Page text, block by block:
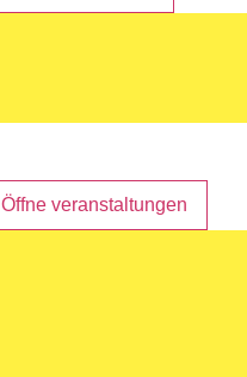
Öffne veranstaltungen